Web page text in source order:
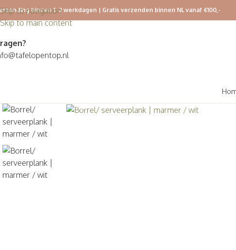
Skip to navigation
Skip to main content
binnen 1 -2 werkdagen | Gratis verzenden binnen NL vanaf €100,-